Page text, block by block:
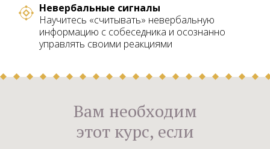
Научитесь «считывать» невербальную
информацию с собеседника и осознанно
управлять своими реакциями
Невербальные сигналы
Вам необходим
этот курс, если